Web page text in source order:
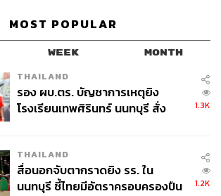
MOST POPULAR
WEEK MONTH
THAILAND
รอง ผบ.ตร. บัญชาการเหตุยิง
โรงเรียนเทพศิรินทร์ นนทบุรี สั่ง
1.3K
THAILAND
สื่อนอกจับตากราดยิง รร. ใน
นนทบุรี ชี้ไทยมีอัตราครอบครองปืน
1.2K